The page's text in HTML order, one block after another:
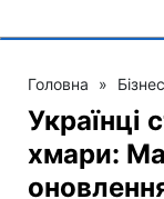
Головна » Бізнес
Українці
хмари: